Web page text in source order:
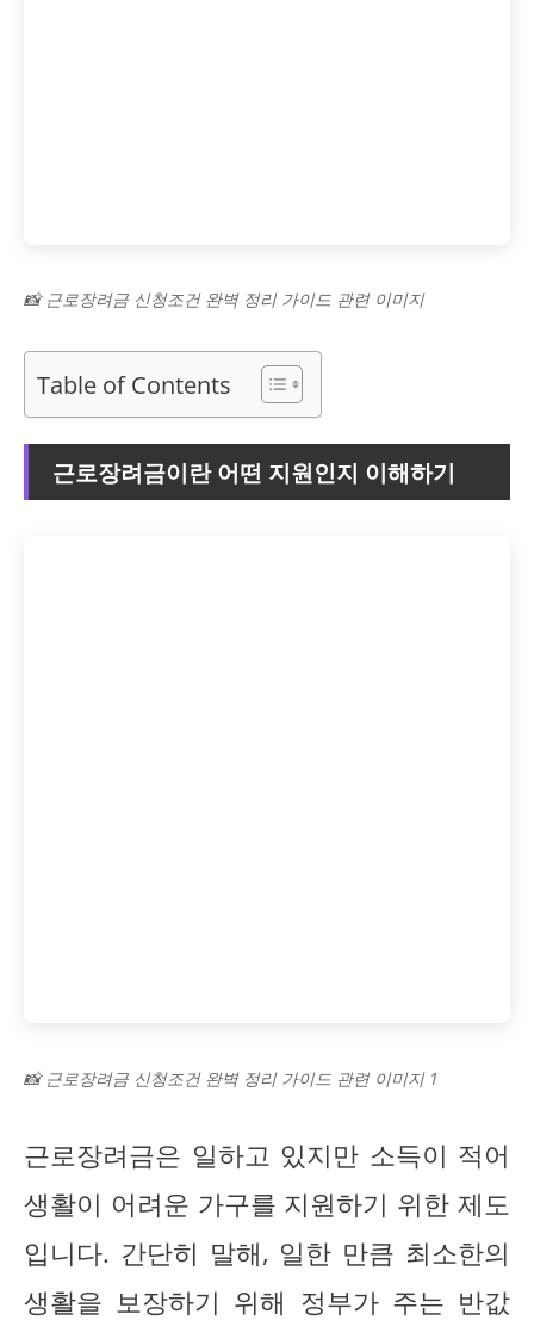
📸 근로장려금 신청조건 완벽 정리 가이드 관련 이미지
Table of Contents
근로장려금이란 어떤 지원인지 이해하기
📸 근로장려금 신청조건 완벽 정리 가이드 관련 이미지 1
근로장려금은 일하고 있지만 소득이 적어
생활이 어려운 가구를 지원하기 위한 제도
입니다. 간단히 말해, 일한 만큼 최소한의
생활을 보장하기 위해 정부가 주는 반값